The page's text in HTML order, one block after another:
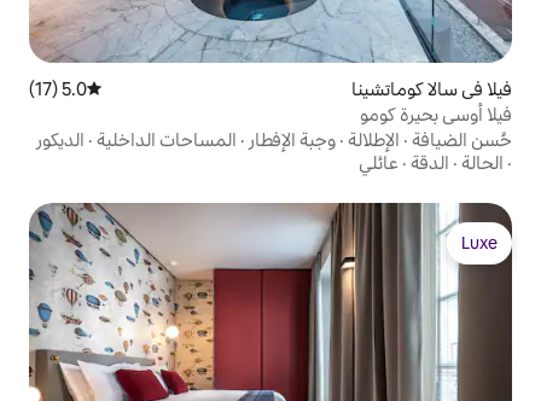
الإفطار·المساحات الداخلية· الديكور